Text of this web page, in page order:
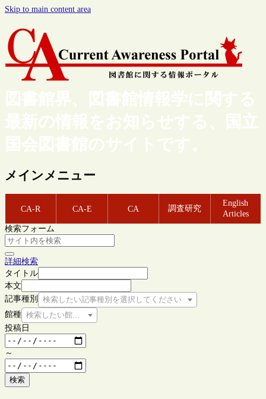
Skip to main content area
図書館界、図書館情報学に関する
最新の情報をお知らせする、国立
国会図書館のサイトです。
メインメニュー
CA-R CA-E CA 調査研究
English
Articles
検索フォーム
詳細検索
タイトル
本文
記事種別
検索したい記事種別を選択してください
館種 検索したい館種を選択してください
投稿日
～
検索